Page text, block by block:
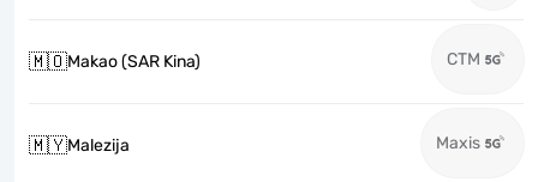
🇲🇴Makao (SAR Kina) CTM
🇲🇾Malezija Maxis